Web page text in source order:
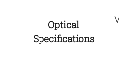
Optical
Specifications